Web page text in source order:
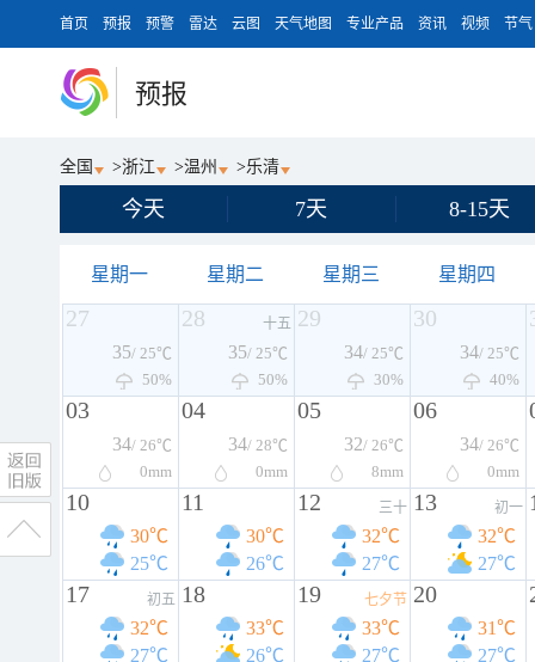
首页 预报 预警 雷达 云图 天气地图 专业产品 资讯 视频 节气
预报
全国 >浙江 >温州 >乐清
今天 7天 8-15天
星期一 星期二 星期三 星期四
27
35/ 25℃
50%
28 十五
35/ 25℃
50%
29
34/ 25℃
30%
30
34/ 25℃
40%
03
34/ 26℃
0mm
04
34/ 28℃
0mm
05
32/ 26℃
8mm
06
34/ 26℃
0mm
10
30℃
25℃
11
30℃
26℃
12 三十
32℃
27℃
13 初一
32℃
27℃
17 初五
32℃
27℃
18
33℃
26℃
19 七夕节
33℃
27℃
20
31℃
27℃